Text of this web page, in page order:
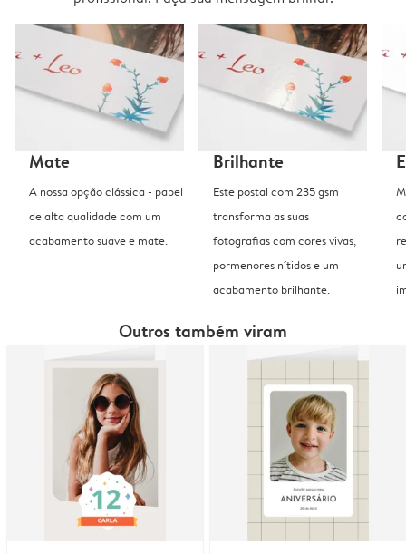
Mate
A nossa opção clássica - papel
de alta qualidade com um
acabamento suave e mate.
Brilhante
Este postal com 235 gsm
transforma as suas
fotografias com cores vivas,
pormenores nítidos e um
acabamento brilhante.
Outros também viram